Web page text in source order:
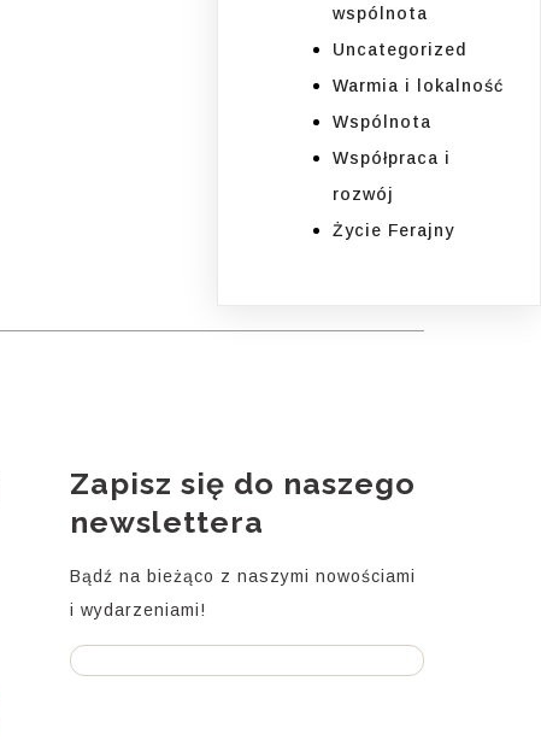
wspólnota
Uncategorized
Warmia i lokalność
Wspólnota
Współpraca i
rozwój
Życie Ferajny
Zapisz się do naszego
newslettera
Bądź na bieżąco z naszymi nowościami
i wydarzeniami!